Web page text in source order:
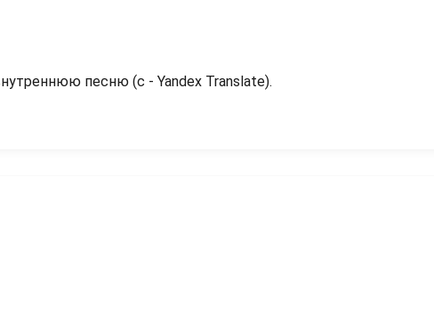
песню (с - Yandex Translate).